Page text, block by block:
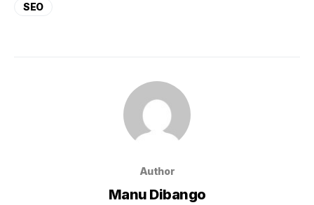
SEO
Author
Manu Dibango